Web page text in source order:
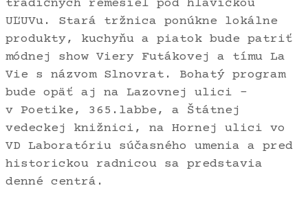
tradičných remesiel pod hlavičkou
UĽUVu. Stará tržnica ponúkne lokálne
produkty, kuchyňu a piatok bude patriť
módnej show Viery Futákovej a tímu La
Vie s názvom Slnovrat. Bohatý program
bude opäť aj na Lazovnej ulici –
v Poetike, 365.labbe, a Štátnej
vedeckej knižnici, na Hornej ulici vo
VD Laboratóriu súčasného umenia a pred
historickou radnicou sa predstavia
denné centrá.